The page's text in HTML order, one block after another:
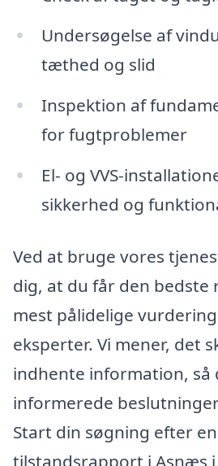
Undersøgelse af
tæthed og slid
Inspektion af
for fugtproblemer
El- og VVS-
sikkerhed og
Ved at bruge vores
dig, at du får den bedste
mest pålidelige
eksperter. Vi mener, det
indhente information, så
informerede
Start din søgning efter en
tilstandsrapport i Asnæs i